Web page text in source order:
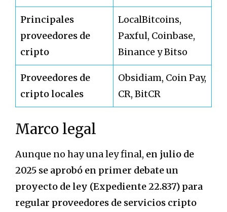
Principales
proveedores de
cripto
LocalBitcoins,
Paxful, Coinbase,
Binance y Bitso
Proveedores de
cripto locales
Obsidiam, Coin Pay,
CR, BitCR
Marco legal
Aunque no hay una ley final, en julio de
2025 se aprobó en primer debate un
proyecto de ley (Expediente 22.837) para
regular proveedores de servicios cripto